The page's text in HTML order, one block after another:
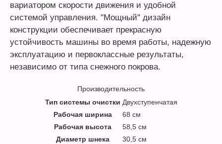
вариатором скорости движения и удобной
системой управления. "Мощный" дизайн
конструкции обеспечивает прекрасную
устойчивость машины во время работы, надежную
эксплуатацию и первоклассные результаты,
независимо от типа снежного покрова.
Производительность
Тип системы очистки Двухступенчатая
Рабочая ширина
68 см
Рабочая высота
58,5 см
Диаметр шнека
30,5 см